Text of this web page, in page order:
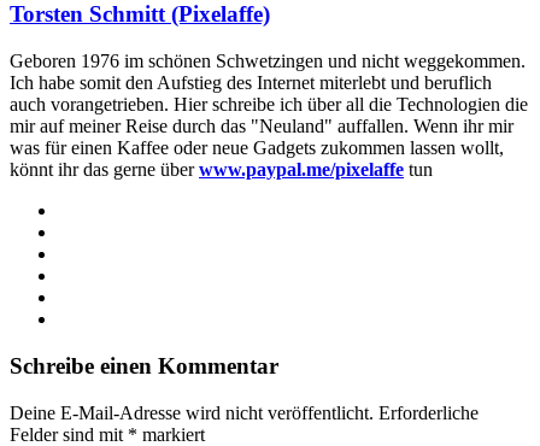
Torsten Schmitt (Pixelaffe)
Geboren 1976 im schönen Schwetzingen und nicht weggekommen.
Ich habe somit den Aufstieg des Internet miterlebt und beruflich
auch vorangetrieben. Hier schreibe ich über all die Technologien die
mir auf meiner Reise durch das "Neuland" auffallen. Wenn ihr mir
was für einen Kaffee oder neue Gadgets zukommen lassen wollt,
könnt ihr das gerne überwww.paypal.me/pixelaffe tun
Schreibe einen Kommentar
Deine E-Mail-Adresse wird nicht veröffentlicht. Erforderliche
Felder sind mit * markiert